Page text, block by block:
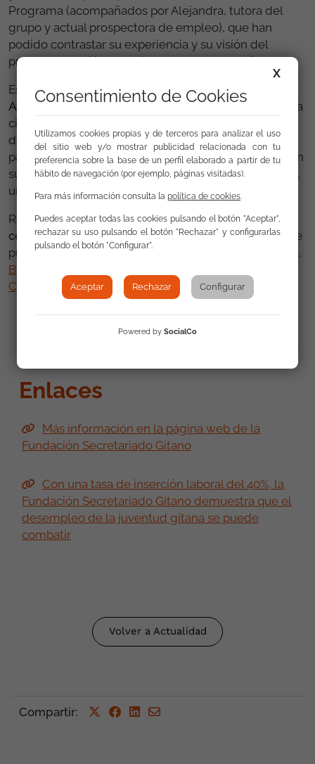
Programa (acompañados por Alejandra, tutora del
grupo y actual prospectora de empleo), que han
podido contrastar su experiencia y su visión del
programa con jóvenes gitanos de todo el país.
Estamos a punto de iniciar una nueva edición
Aprender Trabajando, que ofrecerá a 20 jóvenes de la
ciudad la oportunidad de mejorar sus vidas a través
de la formación y el empleo. Para la mayoría de
participantes esto supondrá un antes y un después en
sus vidas. Es una gran responsabilidad, pero también,
una gran ilusión.
Reiteramos nuestroagradecimiento a las empresas
colaboradorasde los últimos años, sin las cuales este
proyecto no sería posible: Vegalsa Eroski
,
Bricodepot
Carrís
,Zénity
Aprender Trabajando 2018 (A Coruña), así fue
Enlaces
Más información en la página web de la
Fundación Secretariado Gitano
Con una tasa de inserción laboral del 40%, la
Fundación Secretariado Gitano demuestra que el
desempleo de la juventud gitana se puede
combatir
Volver a Actualidad
Compartir:
X
Consentimiento de Cookies
Utilizamos cookies propias y de terceros para analizar el uso
del sitio web y/o mostrar publicidad relacionada con tu
preferencia sobre la base de un perfil elaborado a partir de tu
hábito de navegación (por ejemplo, páginas visitadas).
Para más información consulta la política de cookies
Puedes aceptar todas las cookies pulsando el botón "Aceptar",
rechazar su uso pulsando el botón "Rechazar" y configurarlas
pulsando el botón "Configurar".
Aceptar Rechazar Configurar
Powered by SocialCo